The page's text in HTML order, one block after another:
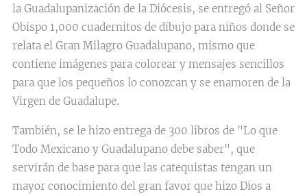
la Guadalupanización de la Diócesis, se entregó al Señor
Obispo 1,000 cuadernitos de dibujo para niños donde se
relata el Gran Milagro Guadalupano, mismo que
contiene imágenes para colorear y mensajes sencillos
para que los pequeños lo conozcan y se enamoren de la
Virgen de Guadalupe.
También, se le hizo entrega de 300 libros de "Lo que
Todo Mexicano y Guadalupano debe saber", que
servirán de base para que las catequistas tengan un
mayor conocimiento del gran favor que hizo Dios a